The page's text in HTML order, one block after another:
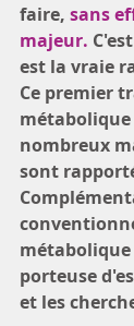
faire, sans
majeur.
est la vraie
Ce premier
métabolique
nombreux
sont
métabolique
porteuse
et les